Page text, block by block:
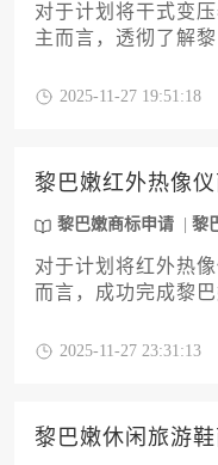
对于计划将干式变
主而言，透彻了解
申请准备、官方审
长会因个案情况而
间的各个核心因素
助您高效完成黎巴
2025-11-27 19:51:18
黎巴嫩红外热像
黎巴嫩商标申请 黎
对于计划将红外热
而言，成功完成黎
需的全部材料清单
还将深入探讨材料
以及提升注册成功
2025-11-27 23:31:13
黎巴嫩休闲旅游